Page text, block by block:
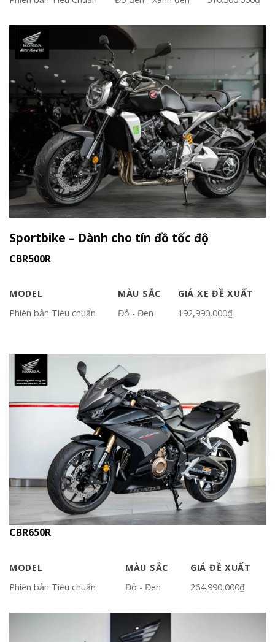
Sportbike – Dành cho tín đồ tốc độ
CBR500R
MODEL MÀU SẮC
GIÁ XE ĐỀ XUẤT
Phiên bản Tiêu chuẩn
Đỏ - Đen 192,990,000₫
CBR650R
MODEL MÀU SẮC
GIÁ ĐỀ XUẤT
Phiên bản Tiêu chuẩn
Đỏ - Đen 264,990,000₫